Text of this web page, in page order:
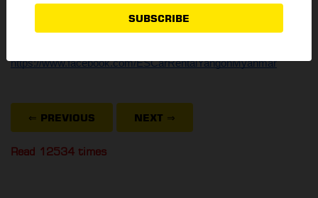
SUBSCRIBE
ဝန်ဆောင်မှုလုပ်ငန်းမှ ကားကြီး၊ ကားငယ် အရွယ်အစားမျိုးစုံကို
https://www.facebook.com/ESCarRentalYangonMyanmar
⇐ PREVIOUS NEXT ⇒
Read 12534 times